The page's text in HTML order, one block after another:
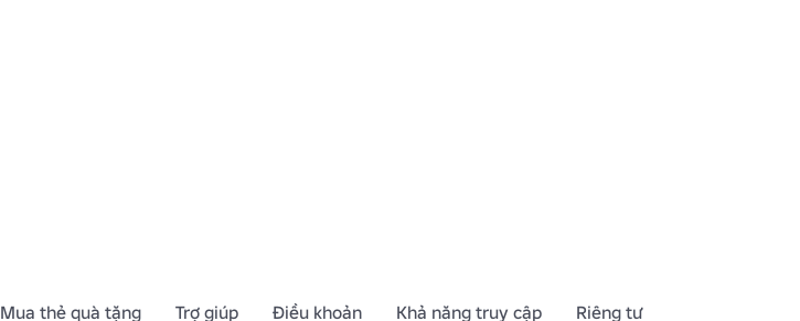
Mua thẻ quà tặng Trợ giúp Điều khoản Khả năng truy cập Riêng tư